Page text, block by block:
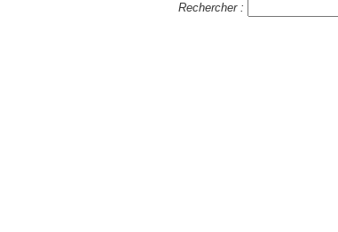
Rechercher :